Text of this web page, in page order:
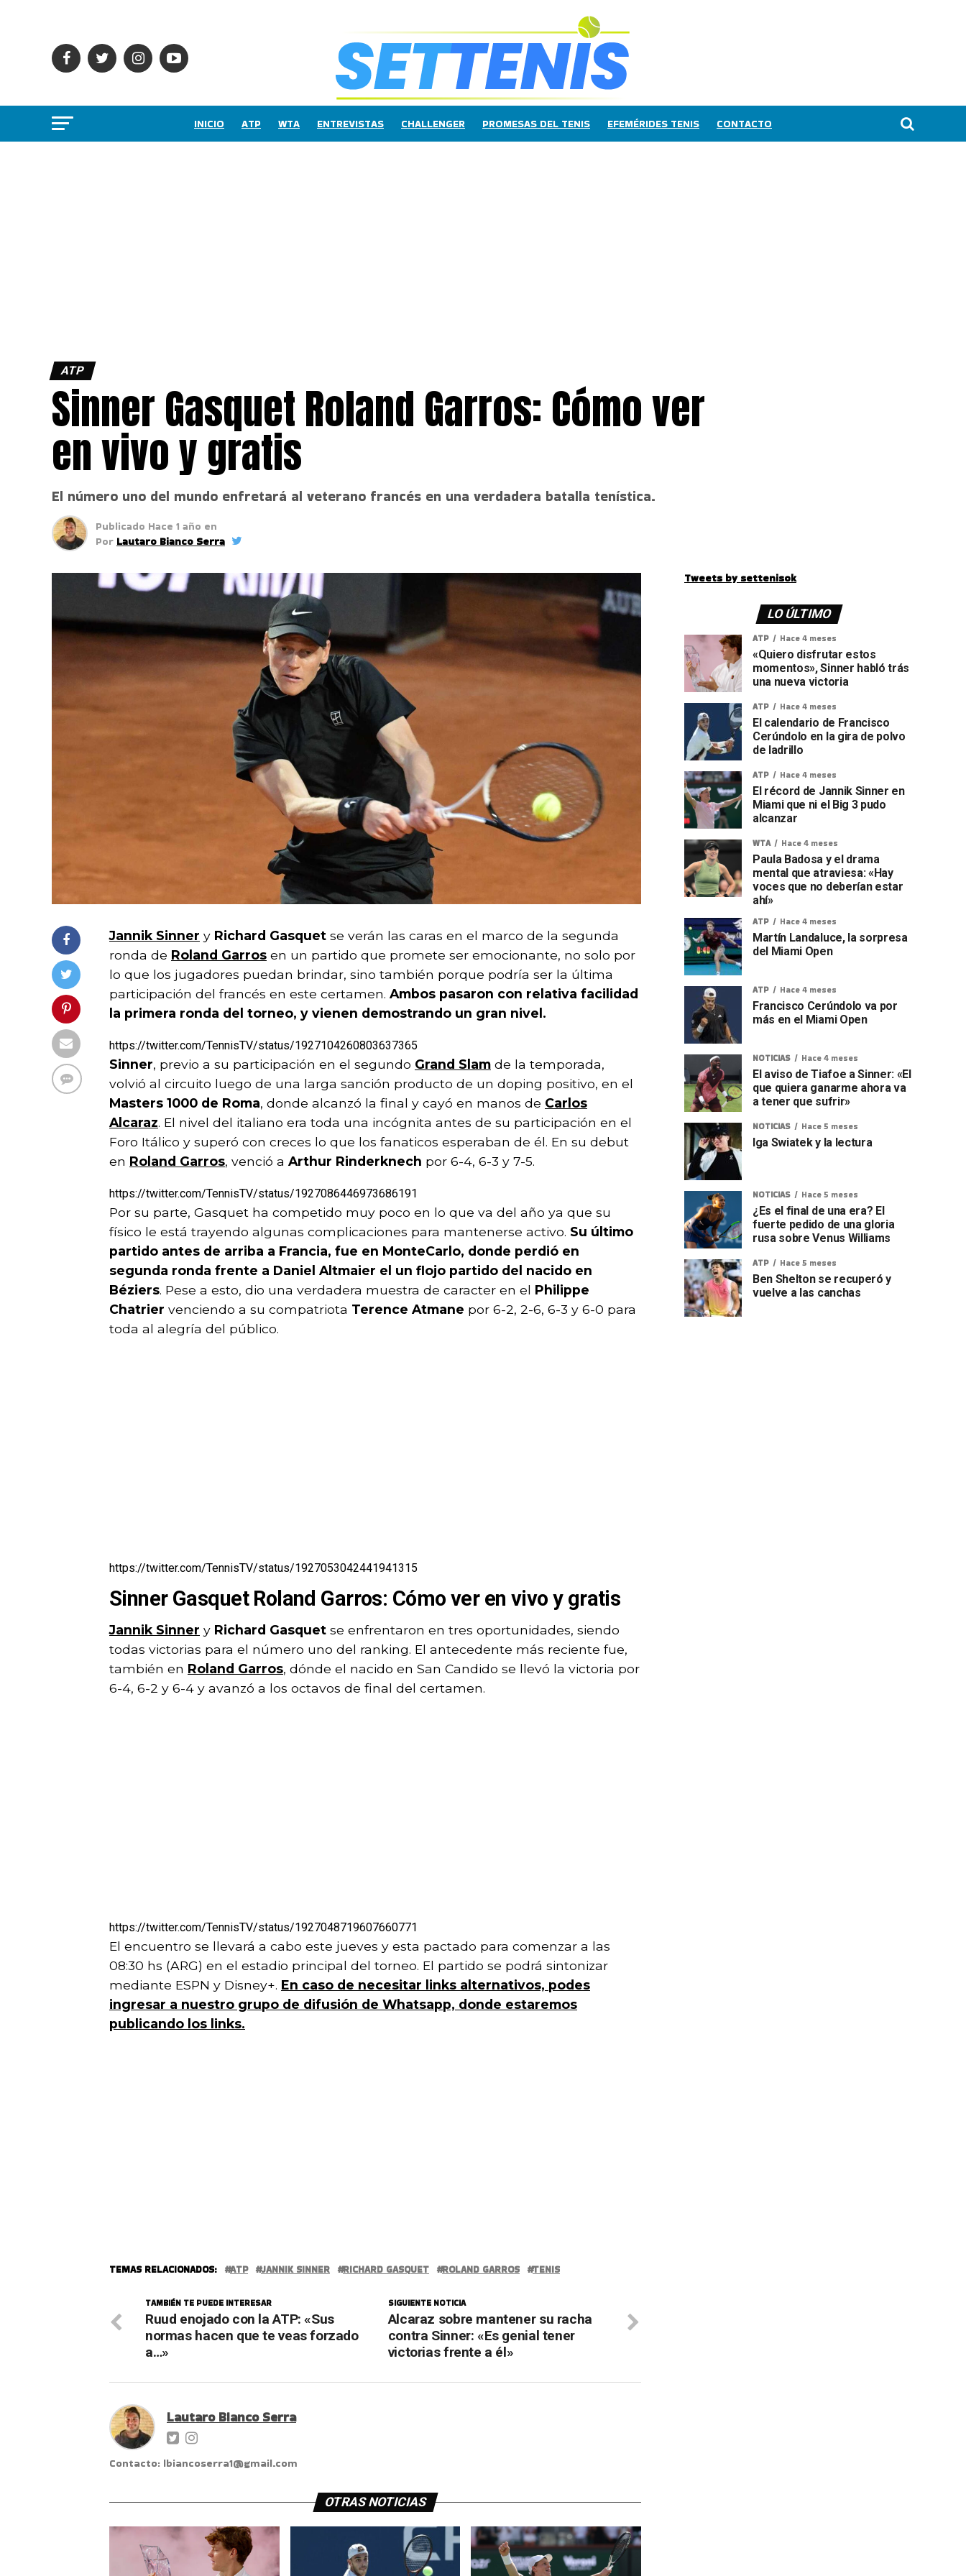
INICIO ATP WTA ENTREVISTAS CHALLENGER PROMESAS DEL TENIS EFEMÉRIDES TENIS CONTACTO
ATP
Sinner Gasquet Roland Garros: Cómo ver
en vivo y gratis
El número uno del mundo enfretará al veterano francés en una verdadera batalla tenística.
Publicado Hace 1 año en
Por Lautaro Bianco Serra
Jannik Sinner y Richard Gasquet se verán las caras en el marco de la segunda
ronda de Roland Garros en un partido que promete ser emocionante, no solo por
lo que los jugadores puedan brindar, sino también porque podría ser la última
participación del francés en este certamen. Ambos pasaron con relativa facilidad
la primera ronda del torneo, y vienen demostrando un gran nivel.
https://twitter.com/TennisTV/status/1927104260803637365
Sinner, previo a su participación en el segundo Grand Slam de la temporada,
volvió al circuito luego de una larga sanción producto de un doping positivo, en el
Masters 1000 de Roma, donde alcanzó la final y cayó en manos de Carlos
Alcaraz. El nivel del italiano era toda una incógnita antes de su participación en el
Foro Itálico y superó con creces lo que los fanaticos esperaban de él. En su debut
en Roland Garros, venció a Arthur Rinderknech por 6-4, 6-3 y 7-5.
https://twitter.com/TennisTV/status/1927086446973686191
Por su parte, Gasquet ha competido muy poco en lo que va del año ya que su
físico le está trayendo algunas complicaciones para mantenerse activo. Su último
partido antes de arriba a Francia, fue en MonteCarlo, donde perdió en
segunda ronda frente a Daniel Altmaier el un flojo partido del nacido en
Béziers. Pese a esto, dio una verdadera muestra de caracter en el Philippe
Chatrier venciendo a su compatriota Terence Atmane por 6-2, 2-6, 6-3 y 6-0 para
toda al alegría del público.
https://twitter.com/TennisTV/status/1927053042441941315
Sinner Gasquet Roland Garros: Cómo ver en vivo y gratis
Jannik Sinner y Richard Gasquet se enfrentaron en tres oportunidades, siendo
todas victorias para el número uno del ranking. El antecedente más reciente fue,
también en Roland Garros, dónde el nacido en San Candido se llevó la victoria por
6-4, 6-2 y 6-4 y avanzó a los octavos de final del certamen.
https://twitter.com/TennisTV/status/1927048719607660771
El encuentro se llevará a cabo este jueves y esta pactado para comenzar a las
08:30 hs (ARG) en el estadio principal del torneo. El partido se podrá sintonizar
mediante ESPN y Disney+. En caso de necesitar links alternativos, podes
ingresar a nuestro grupo de difusión de Whatsapp, donde estaremos
publicando los links.
TEMAS RELACIONADOS: ATP JANNIK SINNER RICHARD GASQUET ROLAND GARROS TENIS
SIGUIENTE NOTICIA
Alcaraz sobre mantener su racha
contra Sinner: «Es genial tener
victorias frente a él»
TAMBIÉN TE PUEDE INTERESAR
Ruud enojado con la ATP: «Sus
normas hacen que te veas forzado
a…»
Lautaro Bianco Serra
Contacto: lbiancoserra1@gmail.com
OTRAS NOTICIAS
Tweets by settenisok
LO ÚLTIMO
ATP Hace 4 meses
«Quiero disfrutar estos
momentos», Sinner habló trás
una nueva victoria
ATP Hace 4 meses
El calendario de Francisco
Cerúndolo en la gira de polvo
de ladrillo
ATP Hace 4 meses
El récord de Jannik Sinner en
Miami que ni el Big 3 pudo
alcanzar
WTA Hace 4 meses
Paula Badosa y el drama
mental que atraviesa: «Hay
voces que no deberían estar
ahí»
ATP Hace 4 meses
Martín Landaluce, la sorpresa
del Miami Open
ATP Hace 4 meses
Francisco Cerúndolo va por
más en el Miami Open
NOTICIAS Hace 4 meses
El aviso de Tiafoe a Sinner: «El
que quiera ganarme ahora va
a tener que sufrir»
NOTICIAS Hace 5 meses
Iga Swiatek y la lectura
NOTICIAS Hace 5 meses
¿Es el final de una era? El
fuerte pedido de una gloria
rusa sobre Venus Williams
ATP Hace 5 meses
Ben Shelton se recuperó y
vuelve a las canchas